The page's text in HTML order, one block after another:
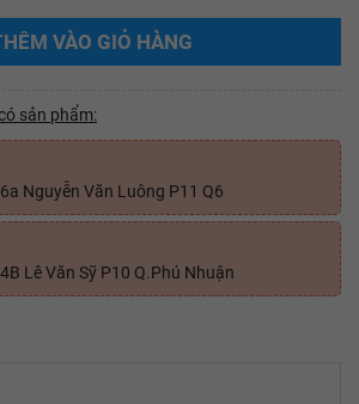
VÀO GIỎ HÀNG
sản phẩm:
Nguyễn Văn Luông P11 Q6
Lê Văn Sỹ P10 Q.Phú Nhuận